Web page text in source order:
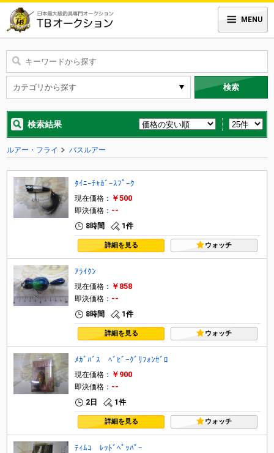
MENU
検索
検索結果
ルアー・フライ バスルアー
ﾀｲﾆｰﾁｬｶﾞｰｽﾌﾟｰｸ
現在価格： ￥500
即決価格： --
8時間 1件
詳細を見る ウォッチ
ｱﾗｲｸﾝ
現在価格： ￥858
即決価格： --
8時間 1件
詳細を見る ウォッチ
ﾒｶﾞﾊﾞｽ ﾍﾞﾋﾞｰｸﾞﾘﾌｫﾝｾﾞﾛ
現在価格： ￥900
即決価格： --
2日 1件
詳細を見る ウォッチ
ﾃｨﾑｺ ﾚｯﾄﾞﾍﾟｯﾊﾟｰ